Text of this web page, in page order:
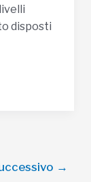
disposti
→